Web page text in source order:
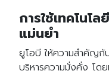
การใช้เทคโนโ
แม่นยำ
ยูโอบี ให้ความสำคัญกับ
บริหารความมั่งคั่ง โด